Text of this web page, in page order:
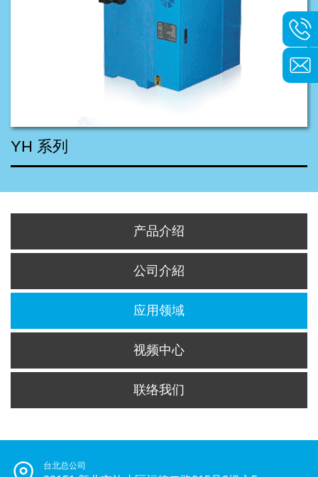
YH 系列
产品介绍
公司介紹
应用领域
视频中心
联络我们
台北总公司